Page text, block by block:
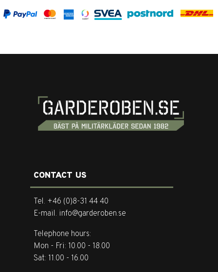
CONTACT US
Tel. +46 (0)8-31 44 40
E-mail. info@garderoben.se
Telephone hours:
Mon - Fri: 10.00 - 18.00
Sat: 11.00 - 16.00